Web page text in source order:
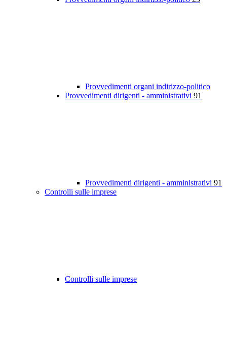
Provvedimenti organi indirizzo-politico
Provvedimenti dirigenti - amministrativi 91
Provvedimenti dirigenti - amministrativi 91
Controlli sulle imprese
Controlli sulle imprese